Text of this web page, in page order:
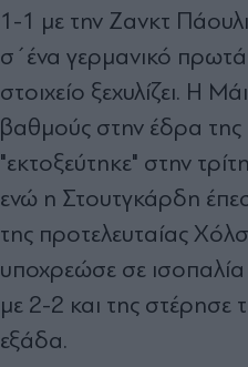
1-1 με την Ζανκτ
σ΄ένα γερμανικό
στοιχείο ξεχυλίζει. Η
βαθμούς στην έδρα της
"εκτοξεύτηκε" στην
ενώ η Στουτγκάρδη
της προτελευταίας
υποχρεώσε σε
με 2-2 και της στέρησε
εξάδα.